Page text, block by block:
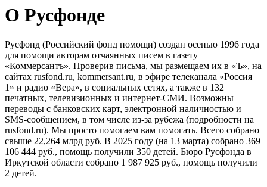
О Русфонде
Русфонд (Российский фонд помощи) создан осенью 1996 года
для помощи авторам отчаянных писем в газету
«Коммерсантъ». Проверив письма, мы размещаем их в «Ъ», на
сайтах rusfond.ru, kommersant.ru, в эфире телеканала «Россия
1» и радио «Вера», в социальных сетях, а также в 132
печатных, телевизионных и интернет-СМИ. Возможны
переводы с банковских карт, электронной наличностью и
SMS-сообщением, в том числе из-за рубежа (подробности на
rusfond.ru). Мы просто помогаем вам помогать. Всего собрано
свыше 22,264 млрд руб. В 2025 году (на 13 марта) собрано 369
106 444 руб., помощь получили 350 детей. Бюро Русфонда в
Иркутской области собрано 1 987 925 руб., помощь получили
2 детей.